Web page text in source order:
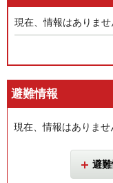
現在、情報はありませ
避難情報
現在、情報はありませ
避